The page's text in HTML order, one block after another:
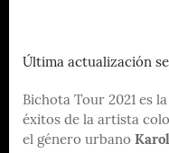
Última actualización
Bichota Tour 2021 es
éxitos de la artista
el género urbano